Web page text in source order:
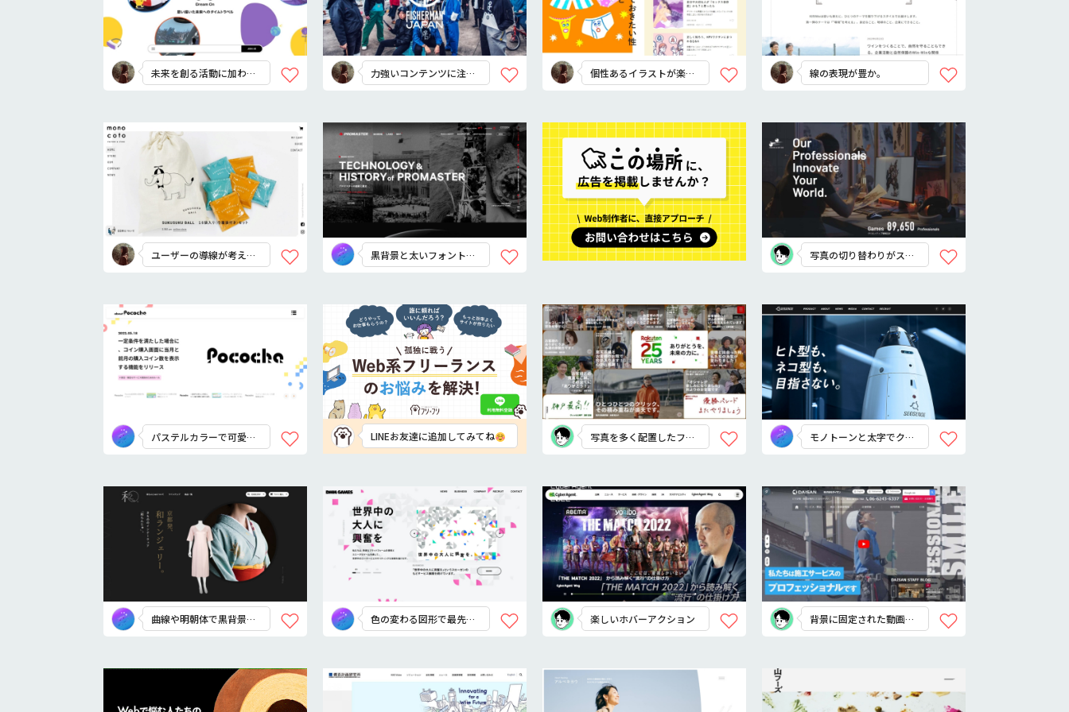
未来を創る活動に加わり
たくなる！
力強いコンテンツに注
目。
個性あるイラストが楽し
い！
線の表現が豊か。
ユーザーの導線が考え抜
かれている、、！
黒背景と太いフォントで
かっちり感を出す
写真の切り替わりがスタ
イリッシュ
パステルカラーで可愛さ
と安心感を
LINEお友達に追加してみてね
写真を多く配置したファ
ーストビューが印象的
モノトーンと太字でクー
ルに！
曲線や明朝体で黒背景で
も繊細に
色の変わる図形で最先端
な雰囲気を！
楽しいホバーアクション
背景に固定された動画が
印象的